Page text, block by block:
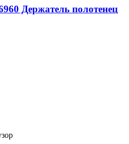
Держатель полотенец